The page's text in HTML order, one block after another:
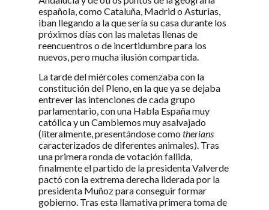
española, como Cataluña, Madrid o Asturias,
iban llegando a la que sería su casa durante los
próximos días con las maletas llenas de
reencuentros o de incertidumbre para los
nuevos, pero mucha ilusión compartida.
La tarde del miércoles comenzaba con la
constitución del Pleno, en la que ya se dejaba
entrever las intenciones de cada grupo
parlamentario, con una Habla España muy
católica y un Cambiemos muy asalvajado
(literalmente, presentándose como therians
caracterizados de diferentes animales). Tras
una primera ronda de votación fallida,
finalmente el partido de la presidenta Valverde
pactó con la extrema derecha liderada por la
presidenta Muñoz para conseguir formar
gobierno. Tras esta llamativa primera toma de